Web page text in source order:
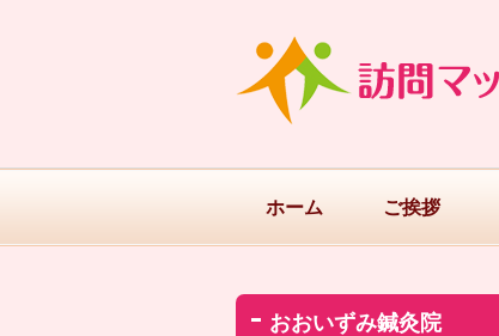
ホーム ご挨拶
おおいずみ鍼灸院